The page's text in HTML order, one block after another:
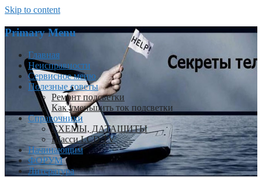
Skip to content
Primary Menu
Главная
Неисправности
Сервисное меню
Полезные советы
Ремонт подсветки
Как уменьшить ток подсветки
Справочники
СХЕМЫ, ДАТАШИТЫ
Шасси LCD TV
Начинающим
ФОРУМ
Литература